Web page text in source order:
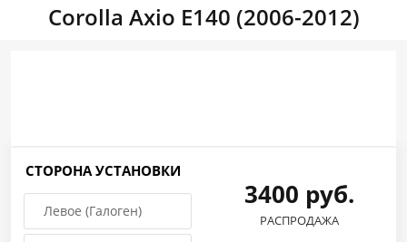
Corolla Axio E140 (2006-2012)
СТОРОНА УСТАНОВКИ
Левое (Галоген)
3400 руб.
РАСПРОДАЖА